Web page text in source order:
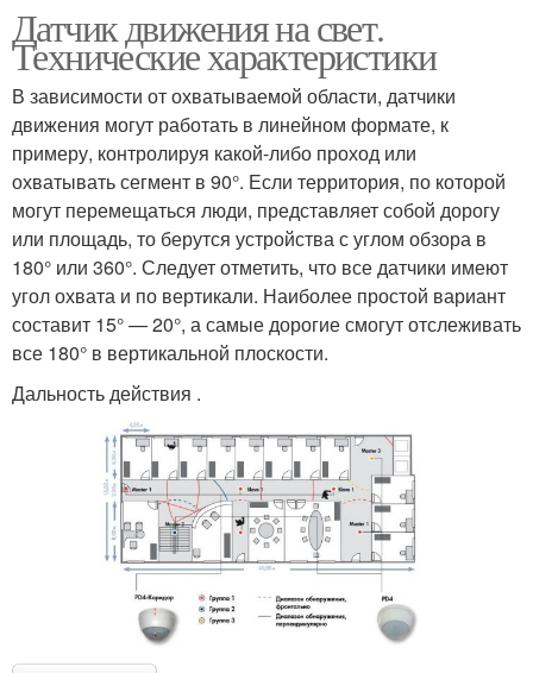
Датчик движения на свет.
Технические характеристики
В зависимости от охватываемой области, датчики
движения могут работать в линейном формате, к
примеру, контролируя какой-либо проход или
охватывать сегмент в 90°. Если территория, по которой
могут перемещаться люди, представляет собой дорогу
или площадь, то берутся устройства с углом обзора в
180° или 360°. Следует отметить, что все датчики имеют
угол охвата и по вертикали. Наиболее простой вариант
составит 15° — 20°, а самые дорогие смогут отслеживать
все 180° в вертикальной плоскости.
Дальность действия .